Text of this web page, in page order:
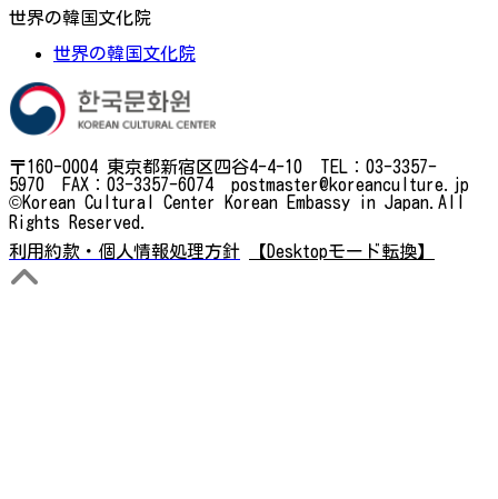
世界の韓国文化院
世界の韓国文化院
〒160-0004 東京都新宿区四谷4-4-10 TEL：03-3357-
5970 FAX：03-3357-6074 postmaster@koreanculture.jp
©Korean Cultural Center Korean Embassy in Japan.All
Rights Reserved.
利用約款・個人情報処理方針
【Desktopモード転換】